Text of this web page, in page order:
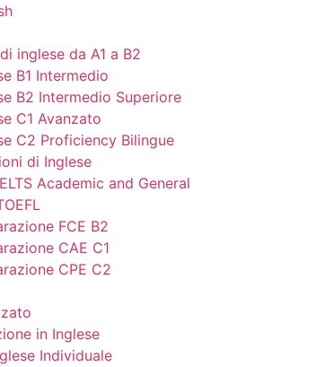
inglese da A1 a B2
B1 Intermedio
B2 Intermedio Superiore
C1 Avanzato
C2 Proficiency Bilingue
di Inglese
Academic and General
FCE B2
CAE C1
CPE C2
in Inglese
Individuale